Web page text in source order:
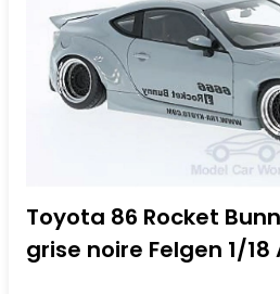
Toyota 86 Rocket
grise noire Felgen 1/18